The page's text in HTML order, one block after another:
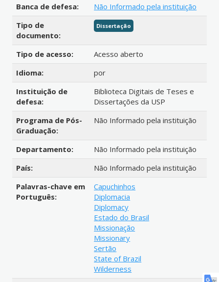
Banca de defesa:
Não Informado pela instituição
Tipo de
documento:
Dissertação
Tipo de acesso:
Acesso aberto
Idioma:
por
Instituição de
defesa:
Biblioteca Digitais de Teses e
Dissertações da USP
Programa de Pós-
Graduação:
Não Informado pela instituição
Departamento:
Não Informado pela instituição
País:
Não Informado pela instituição
Palavras-chave em
Português:
Capuchinhos
Diplomacia
Diplomacy
Estado do Brasil
Missionação
Missionary
Sertão
State of Brazil
Wilderness